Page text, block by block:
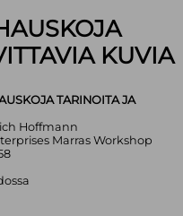
KUVIA
TARINOITA JA
Hoffmann
Marras Workshop